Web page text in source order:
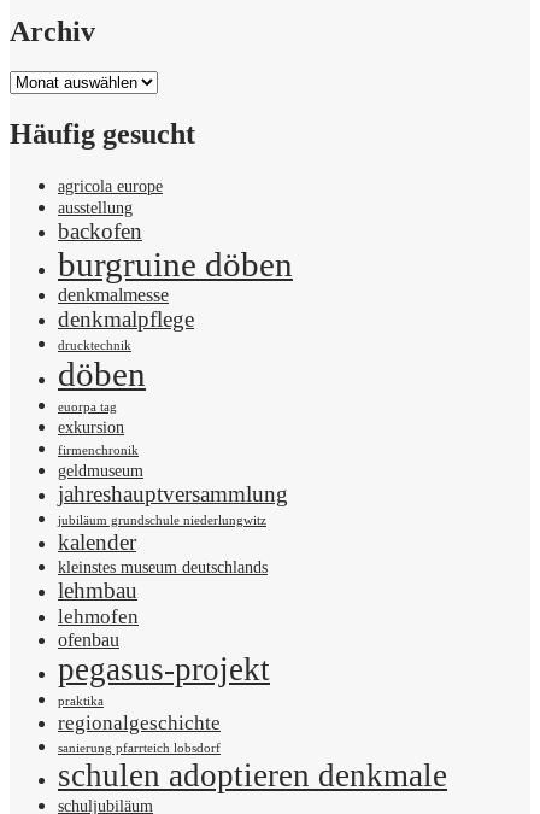
Archiv
Archiv
Häufig gesucht
agricola europe
ausstellung
backofen
burgruine döben
denkmalmesse
denkmalpflege
drucktechnik
döben
euorpa tag
exkursion
firmenchronik
geldmuseum
jahreshauptversammlung
jubiläum grundschule niederlungwitz
kalender
kleinstes museum deutschlands
lehmbau
lehmofen
ofenbau
pegasus-projekt
praktika
regionalgeschichte
sanierung pfarrteich lobsdorf
schulen adoptieren denkmale
schuljubiläum